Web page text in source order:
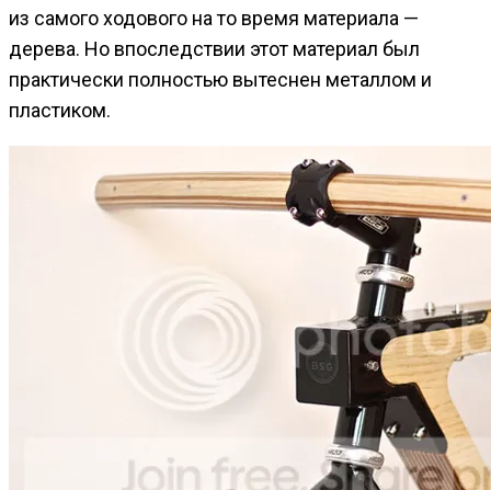
из самого ходового на то время материала —
дерева. Но впоследствии этот материал был
практически полностью вытеснен металлом и
пластиком.